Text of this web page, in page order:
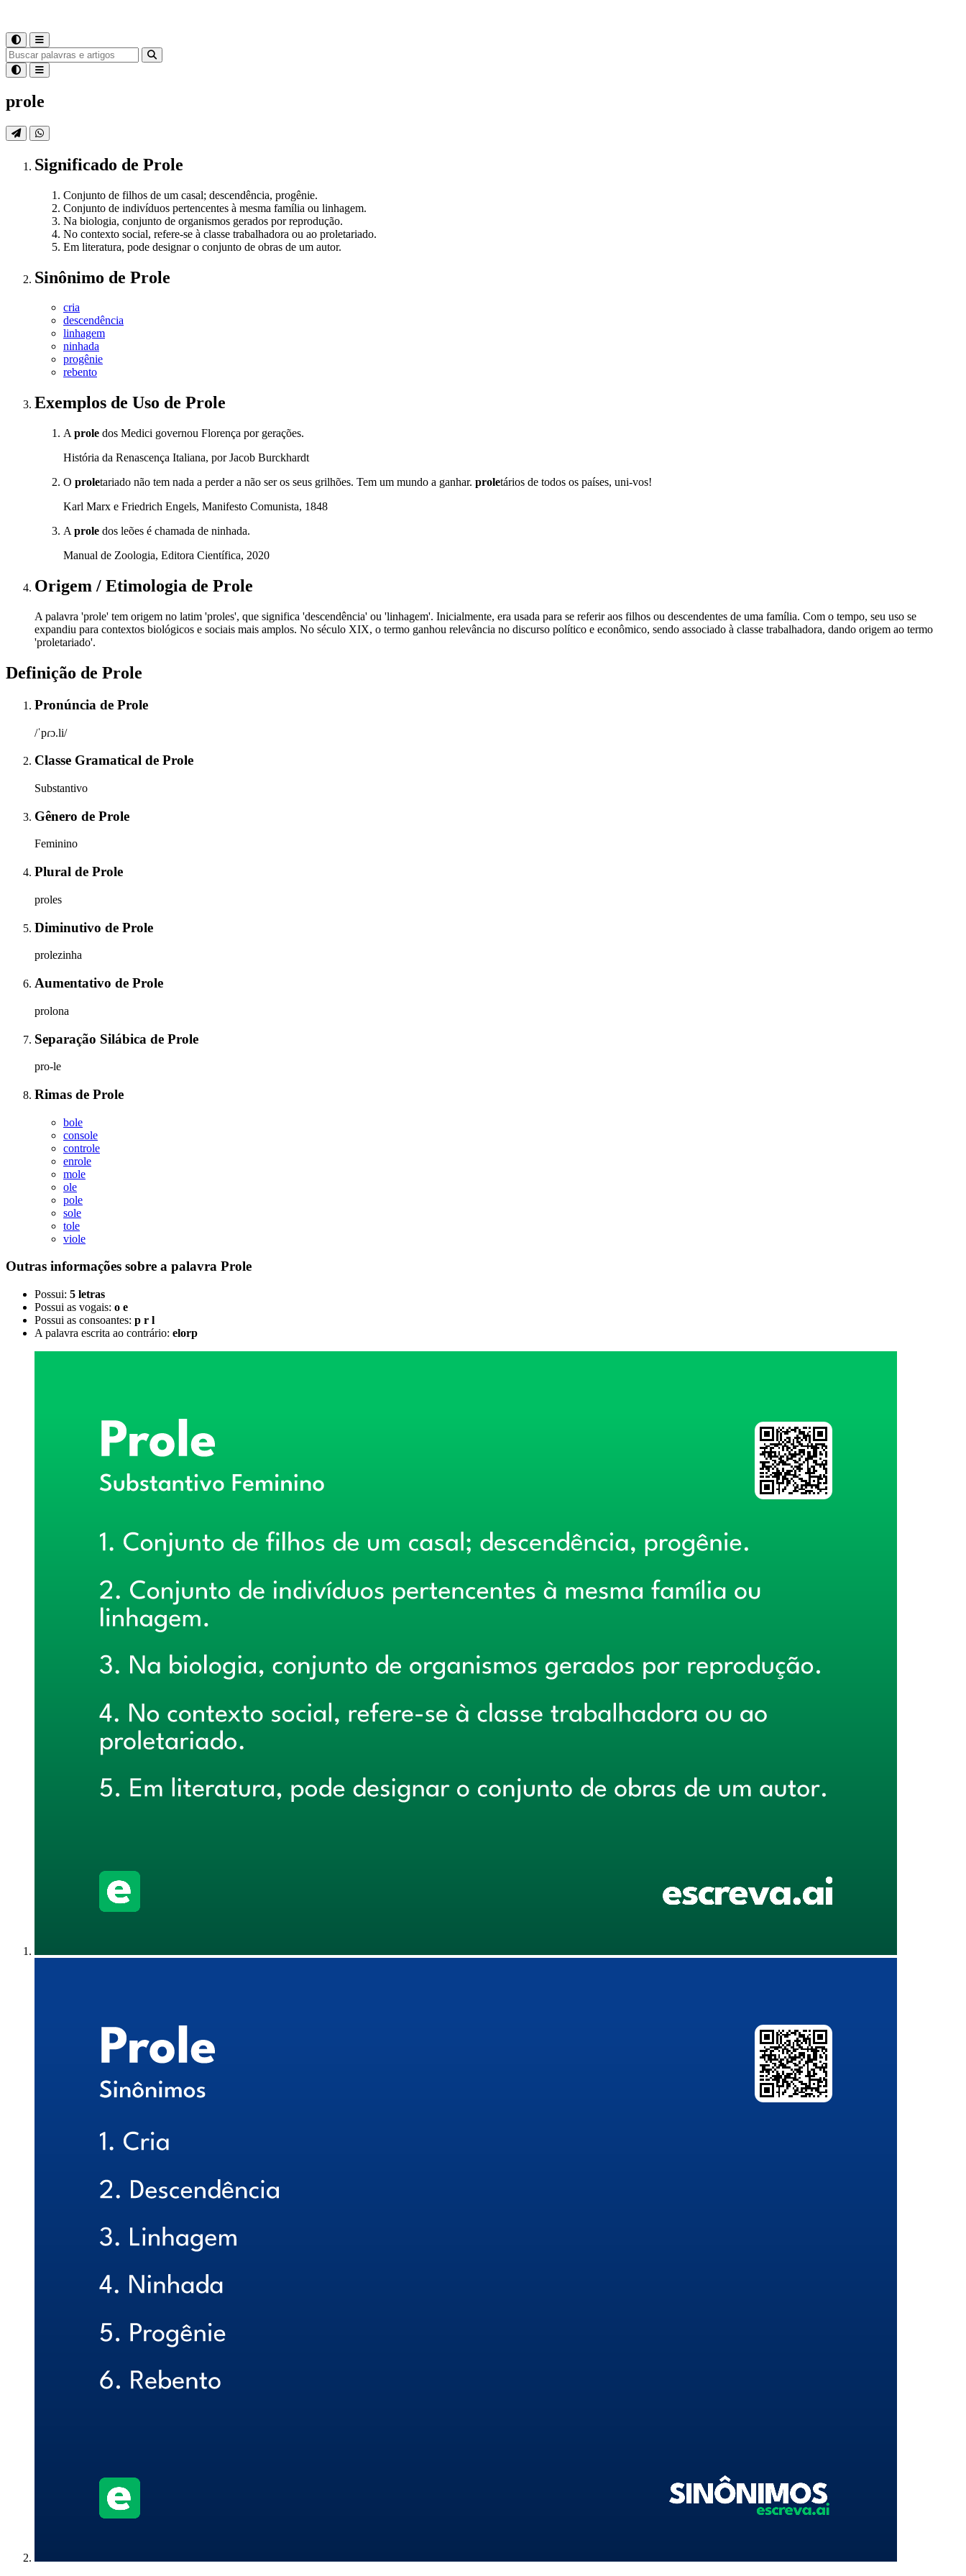
prole
Significado de Prole
Conjunto de filhos de um casal; descendência, progênie.
Conjunto de indivíduos pertencentes à mesma família ou linhagem.
Na biologia, conjunto de organismos gerados por reprodução.
No contexto social, refere-se à classe trabalhadora ou ao proletariado.
Em literatura, pode designar o conjunto de obras de um autor.
Sinônimo de Prole
cria
descendência
linhagem
ninhada
progênie
rebento
Exemplos de Uso de Prole
A prole dos Medici governou Florença por gerações.
História da Renascença Italiana, por Jacob Burckhardt
O proletariado não tem nada a perder a não ser os seus grilhões. Tem um mundo a ganhar. proletários de todos os países, uni-vos!
Karl Marx e Friedrich Engels, Manifesto Comunista, 1848
A prole dos leões é chamada de ninhada.
Manual de Zoologia, Editora Científica, 2020
Origem / Etimologia de Prole
A palavra 'prole' tem origem no latim 'proles', que significa 'descendência' ou 'linhagem'. Inicialmente, era usada para se referir aos filhos ou descendentes de uma família. Com o tempo, seu uso se
expandiu para contextos biológicos e sociais mais amplos. No século XIX, o termo ganhou relevância no discurso político e econômico, sendo associado à classe trabalhadora, dando origem ao termo
'proletariado'.
Definição de Prole
Pronúncia de Prole
/ˈpɾɔ.li/
Classe Gramatical de Prole
Substantivo
Gênero de Prole
Feminino
Plural de Prole
proles
Diminutivo de Prole
prolezinha
Aumentativo de Prole
prolona
Separação Silábica de Prole
pro-le
Rimas de Prole
bole
console
controle
enrole
mole
ole
pole
sole
tole
viole
Outras informações sobre a palavra Prole
Possui: 5 letras
Possui as vogais: o e
Possui as consoantes: p r l
A palavra escrita ao contrário: elorp